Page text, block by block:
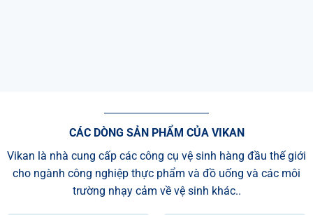
CÁC DÒNG SẢN PHẨM CỦA VIKAN
Vikan là nhà cung cấp các công cụ vệ sinh hàng đầu thế giới
cho ngành công nghiệp thực phẩm và đồ uống và các môi
trường nhạy cảm về vệ sinh khác..